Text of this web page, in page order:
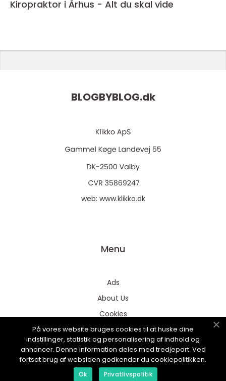
Kiropraktor i Århus - Alt du skal vide
BLOGBYBLOG.dk
web: www.klikko.dk
Menu
Ads
About Us
Cookies
Contact
Sitemap
På vores website bruges cookies til at huske dine
indstillinger, statistik og personalisering af indhold og
annoncer. Denne information deles med tredjepart. Ved
fortsat brug af websiden godkender du cookiepolitikken.
Ok Privatlivspolitik